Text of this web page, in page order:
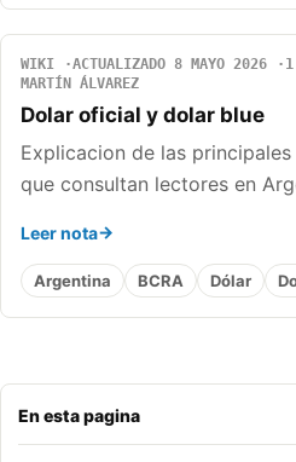
En esta pagina
WIKI ACTUALIZADO 8 MAYO 2026
MARTÍN ÁLVAREZ
Dolar oficial y dolar blue
Explicacion de las
que consultan lectores en
Leer nota
Argentina BCRA Dólar